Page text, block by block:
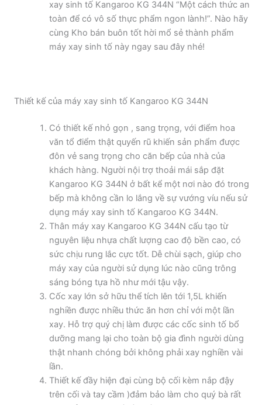
xay sinh tố Kangaroo KG 344N “Một cách thức an
toàn để có vô số thực phẩm ngon lành!”. Nào hãy
cùng Kho bán buôn tốt hời mổ sẻ thành phẩm
máy xay sinh tố này ngay sau đây nhé!
Thiết kế của máy xay sinh tố Kangaroo KG 344N
Có thiết kế nhỏ gọn , sang trọng, với điểm hoa
văn tổ điểm thật quyến rũ khiến sản phẩm được
đôn vẻ sang trọng cho căn bếp của nhà của
khách hàng. Người nội trợ thoải mái sắp đặt
Kangaroo KG 344N ở bất kể một nơi nào đó trong
bếp mà không cần lo lắng về sự vướng víu nếu sử
dụng máy xay sinh tố Kangaroo KG 344N.
Thân máy xay Kangaroo KG 344N cấu tạo từ
nguyên liệu nhựa chất lượng cao độ bền cao, có
sức chịu rung lắc cực tốt. Dễ chùi sạch, giúp cho
máy xay của người sử dụng lúc nào cũng trông
sáng bóng tựa hồ như mới tậu vậy.
Cốc xay lớn sở hữu thể tích lên tới 1,5L khiến
nghiền được nhiều thức ăn hơn chỉ với một lần
xay. Hỗ trợ quý chị làm được các cốc sinh tố bổ
dưỡng mang lại cho toàn bộ gia đình người dùng
thật nhanh chóng bởi không phải xay nghiền vài
lần.
Thiết kế đầy hiện đại cùng bộ cối kèm nắp đậy
trên cối và tay cầm )đảm bảo làm cho quý bà rất